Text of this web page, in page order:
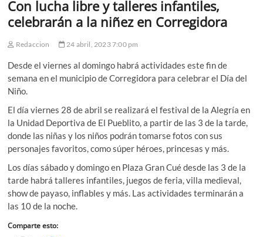
Con lucha libre y talleres infantiles,
celebrarán a la niñez en Corregidora
Redaccion 24 abril, 2023 7:00 pm
Desde el viernes al domingo habrá actividades este fin de
semana en el municipio de Corregidora para celebrar el Día del
Niño.
El día viernes 28 de abril se realizará el festival de la Alegría en
la Unidad Deportiva de El Pueblito, a partir de las 3 de la tarde,
donde las niñas y los niños podrán tomarse fotos con sus
personajes favoritos, como súper héroes, princesas y más.
Los días sábado y domingo en Plaza Gran Cué desde las 3 de la
tarde habrá talleres infantiles, juegos de feria, villa medieval,
show de payaso, inflables y más. Las actividades terminarán a
las 10 de la noche.
Comparte esto: